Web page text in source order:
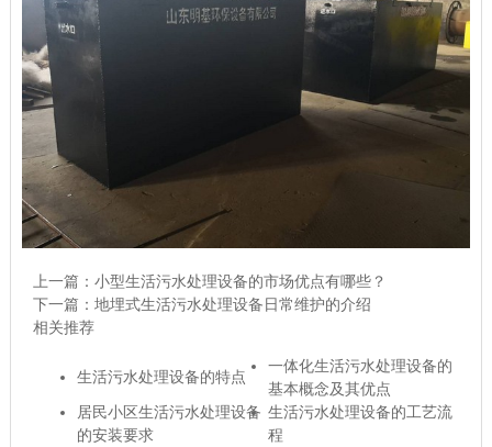
上一篇： 小型生活污水处理设备的市场优点有哪些？
下一篇： 地埋式生活污水处理设备日常维护的介绍
相关推荐
生活污水处理设备的特点
一体化生活污水处理设备的
基本概念及其优点
居民小区生活污水处理设备
的安装要求
生活污水处理设备的工艺流
程